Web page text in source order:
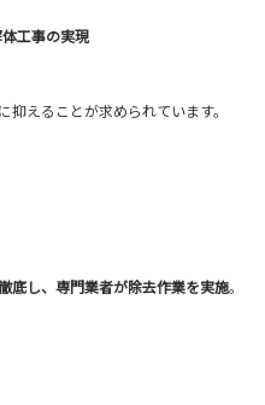
工事の実現
えることが求められています。
底し、専門業者が除去作業を実施。